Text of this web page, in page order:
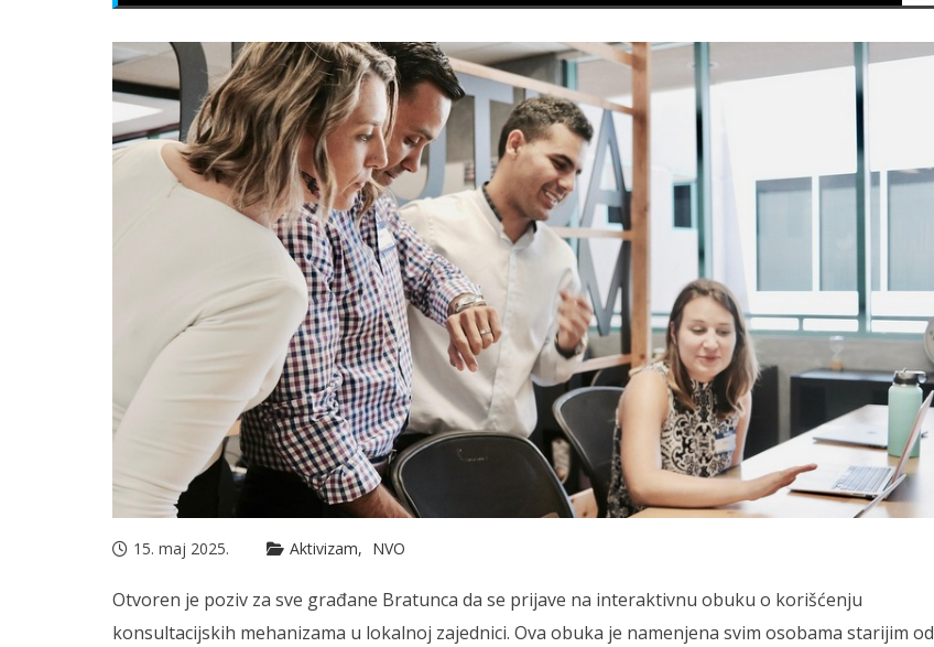
15. maj 2025. Aktivizam NVO
Otvoren je poziv za sve građane Bratunca da se prijave na interaktivnu obuku o korišćenju
konsultacijskih mehanizama u lokalnoj zajednici. Ova obuka je namenjena svim osobama starijim od